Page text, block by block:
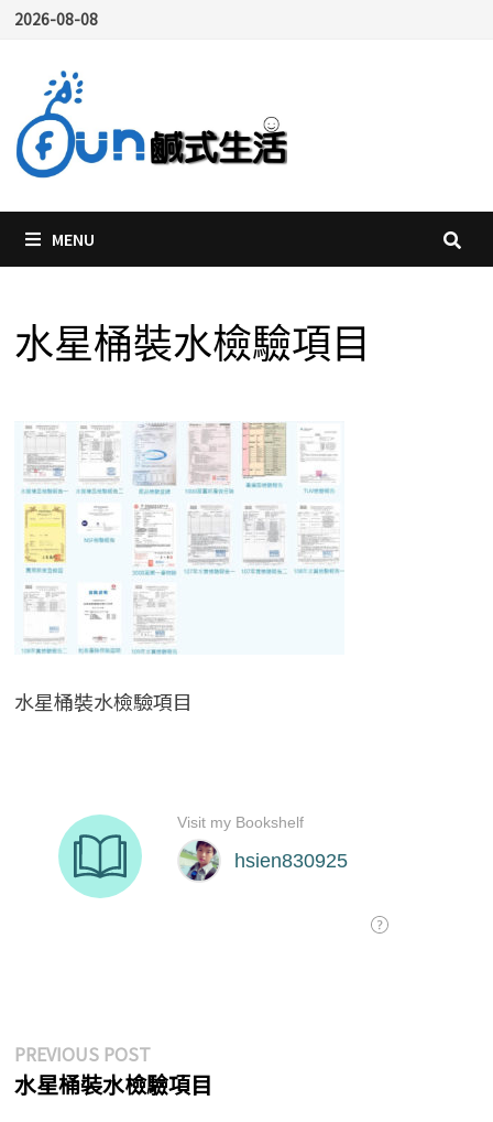
Skip
content
2026-08-08
MENU
水星桶裝水檢驗項目
水星桶裝水檢驗項目
文
章
PREVIOUS POSTPrevious
post:
水星桶裝水檢驗項目